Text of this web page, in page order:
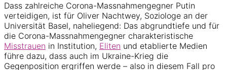
Dass zahlreiche Corona-Massnahmengegner Putin
verteidigen, ist für Oliver Nachtwey, Soziologe an der
Universität Basel, naheliegend: Das abgrundtiefe und für
die Corona-Massnahmengegner charakteristische
Misstrauen in Institution, Eliten und etablierte Medien
führe dazu, dass auch im Ukraine-Krieg die
Gegenposition ergriffen werde – also in diesem Fall pro